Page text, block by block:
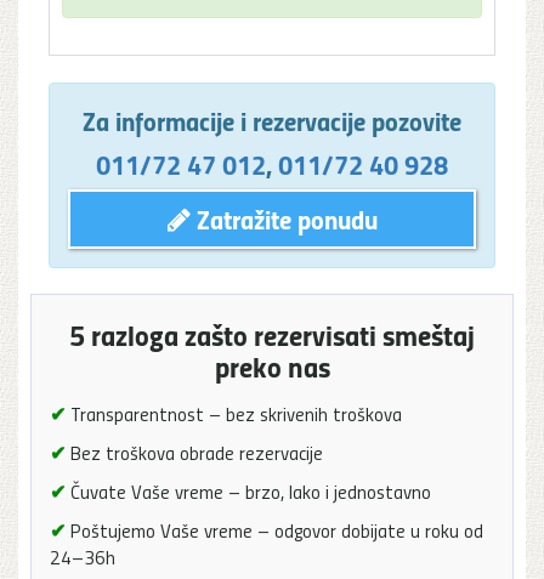
Za informacije i rezervacije pozovite
011/72 47 012,011/72 40 928
Zatražite ponudu
5 razloga zašto rezervisati smeštaj
preko nas
✔ Transparentnost – bez skrivenih troškova
✔ Bez troškova obrade rezervacije
✔ Čuvate Vaše vreme – brzo, lako i jednostavno
✔ Poštujemo Vaše vreme – odgovor dobijate u roku od
24–36h